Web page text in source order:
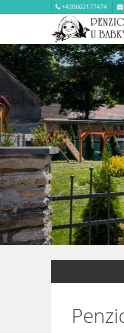
+420602177474